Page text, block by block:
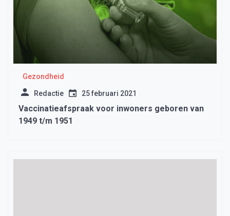
Gezondheid
Redactie 25 februari 2021
Vaccinatieafspraak voor inwoners geboren van
1949 t/m 1951